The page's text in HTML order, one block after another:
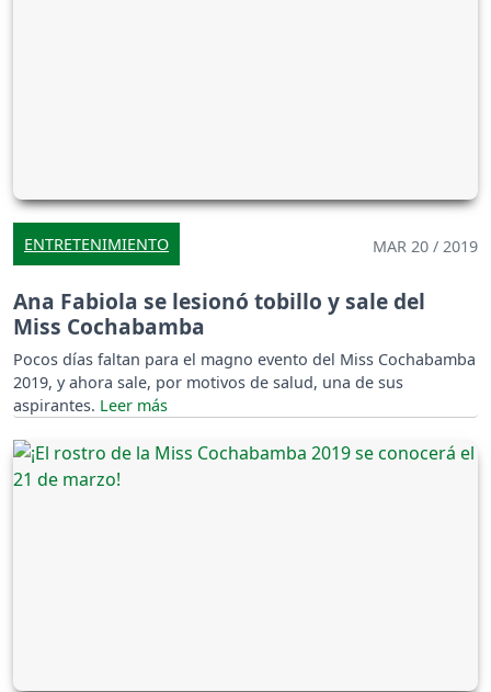
ENTRETENIMIENTO MAR 20 / 2019
Ana Fabiola se lesionó tobillo y sale del
Miss Cochabamba
Pocos días faltan para el magno evento del Miss Cochabamba
2019, y ahora sale, por motivos de salud, una de sus
aspirantes.